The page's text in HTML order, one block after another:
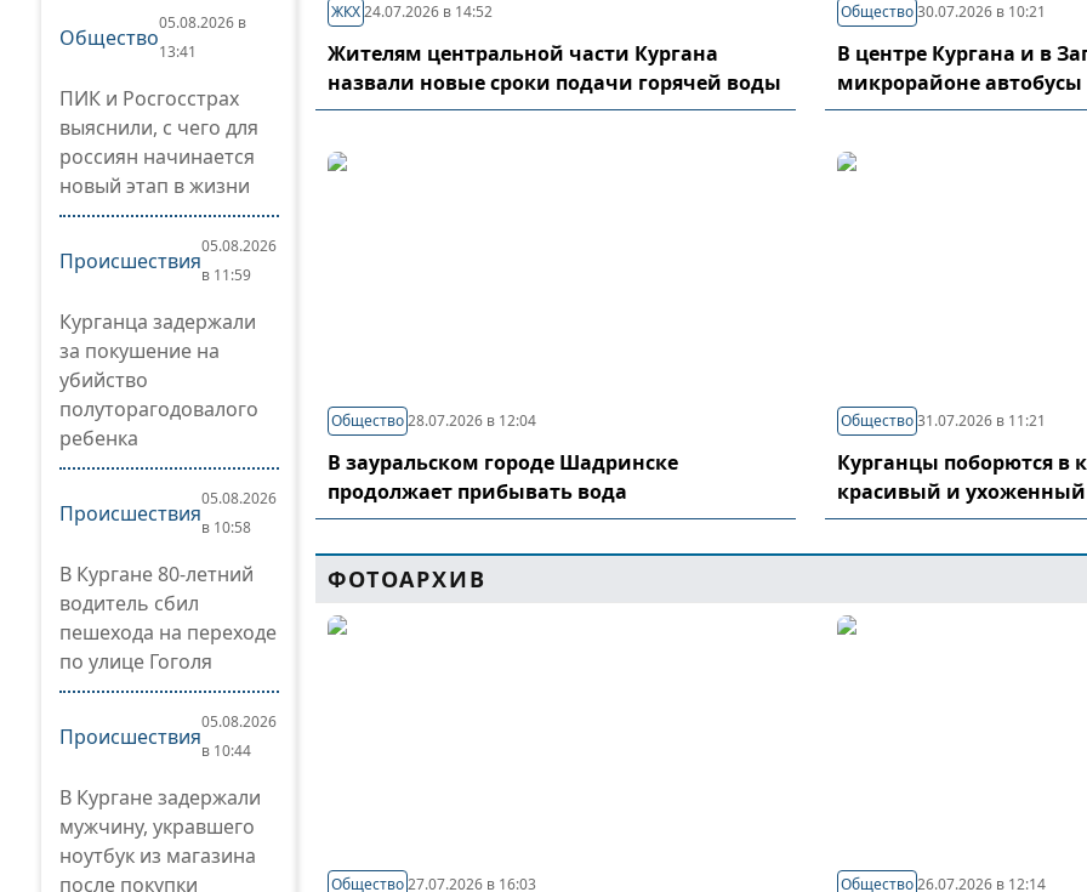
Общество
05.08.2026 в
13:41
ПИК и Росгосстрах
выяснили, с чего для
россиян начинается
новый этап в жизни
Происшествия
05.08.2026
в 11:59
Курганца задержали
за покушение на
убийство
полуторагодовалого
ребенка
Происшествия
05.08.2026
в 10:58
В Кургане 80-летний
водитель сбил
пешехода на переходе
по улице Гоголя
Происшествия
05.08.2026
в 10:44
В Кургане задержали
мужчину, укравшего
ноутбук из магазина
после покупки
ЖКХ24.07.2026 в 14:52
Жителям центральной части Кургана
назвали новые сроки подачи горячей воды
Общество 30.07.2026 в 10:21
В центре Кургана и в
микрорайоне
Общество28.07.2026 в 12:04
В зауральском городе Шадринске
продолжает прибывать вода
Общество 31.07.2026 в 11:21
Курганцы поборются в
красивый и
ФОТОАРХИВ
Общество27.07.2026 в 16:03 Общество 26.07.2026 в 12:14